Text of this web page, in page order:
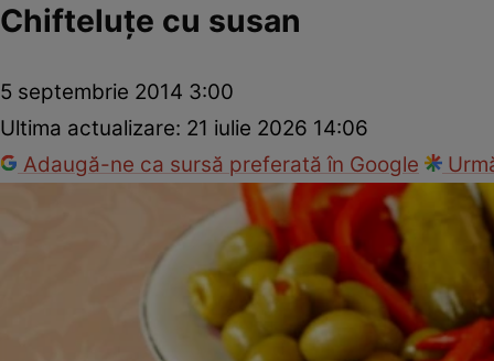
Chifteluţe cu susan
5 septembrie 2014 3:00
Ultima actualizare: 21 iulie 2026 14:06
Adaugă-ne ca sursă preferată în Google